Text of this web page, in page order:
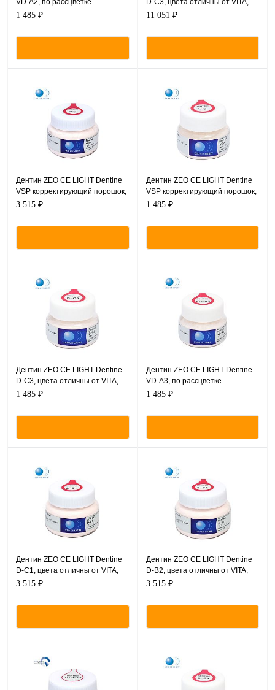
VD-A2, по рассцветке
соответствующий VITA,
1 485 ₽
D-C3, цвета отличны от VITA,
порошок, 200 г.
11 051 ₽
Дентин ZEO CE LIGHT Dentine
VSP корректирующий порошок,
50 г.
3 515 ₽
Дентин ZEO CE LIGHT Dentine
VSP корректирующий порошок,
20 г.
1 485 ₽
Дентин ZEO CE LIGHT Dentine
D-C3, цвета отличны от VITA,
порошок, 20 г.
1 485 ₽
Дентин ZEO CE LIGHT Dentine
VD-A3, по рассцветке
соответствующий VITA,
1 485 ₽
Дентин ZEO CE LIGHT Dentine
D-C1, цвета отличны от VITA,
порошок, 50 г.
3 515 ₽
Дентин ZEO CE LIGHT Dentine
D-B2, цвета отличны от VITA,
порошок, 50 г.
3 515 ₽